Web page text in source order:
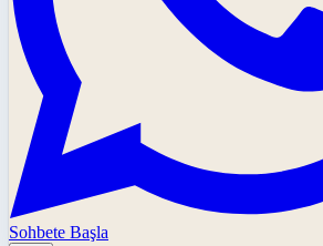
Sohbete Başla